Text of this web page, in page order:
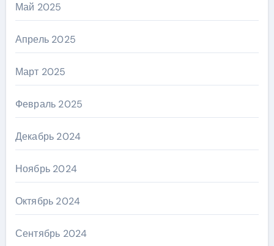
Май 2025
Апрель 2025
Март 2025
Февраль 2025
Декабрь 2024
Ноябрь 2024
Октябрь 2024
Сентябрь 2024